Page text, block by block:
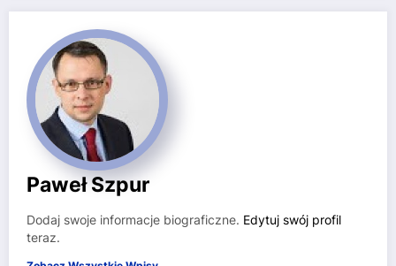
Paweł Szpur
Dodaj swoje informacje biograficzne. Edytuj swój profil
teraz.